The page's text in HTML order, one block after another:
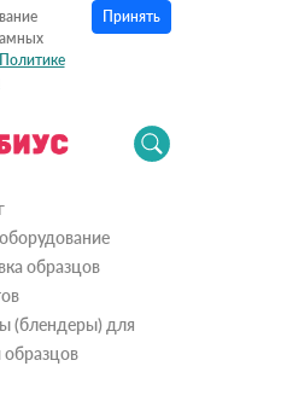
Политике
Принять
образцов
(блендеры) для